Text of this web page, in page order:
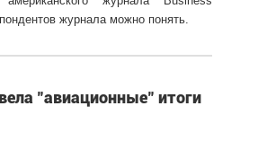
журнала можно понять.
"авиационные" итоги